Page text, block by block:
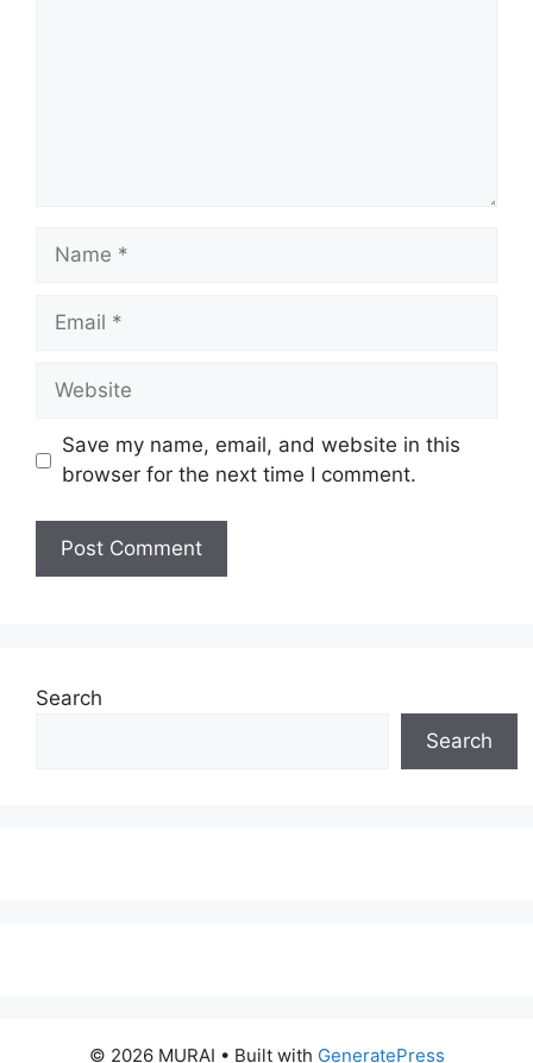
Name
Email
Website
Save my name, email, and website in this
browser for the next time I comment.
Search
Search
© 2026 MURAI • Built with GeneratePress